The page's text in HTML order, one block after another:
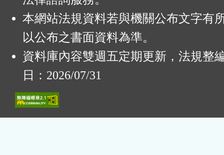
本網站法規資料若與機關公布文字有
以公布之書面資料為準。
資料庫內容雙週五定期更新，法規整
日：2026/07/31